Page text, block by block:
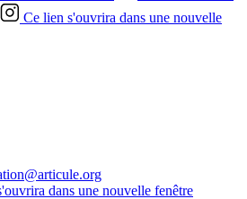
Ce lien s'ouvrira dans une nouvelle
dans une nouvelle fenêtre